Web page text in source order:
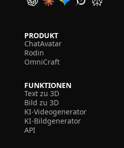
PRODUKT
ChatAvatar
Rodin
OmniCraft
FUNKTIONEN
Text zu 3D
Bild zu 3D
KI-Videogenerator
KI-Bildgenerator
API